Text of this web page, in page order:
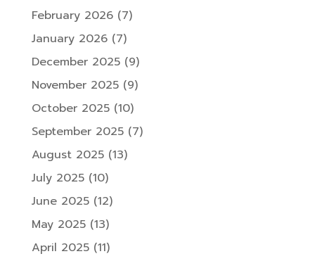
February 2026(7)
January 2026(7)
December 2025(9)
November 2025(9)
October 2025(10)
September 2025(7)
August 2025(13)
July 2025(10)
June 2025(12)
May 2025(13)
April 2025(11)